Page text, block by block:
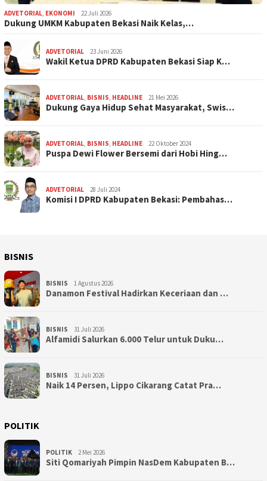
ADVETORIAL, EKONOMI 22 Juli 2026
Dukung UMKM Kabupaten Bekasi Naik Kelas,…
ADVETORIAL 23 Juni 2026
Wakil Ketua DPRD Kabupaten Bekasi Siap K…
ADVETORIAL, BISNIS, HEADLINE 21 Mei 2026
Dukung Gaya Hidup Sehat Masyarakat, Swis…
ADVETORIAL, BISNIS, HEADLINE 22 Oktober 2024
Puspa Dewi Flower Bersemi dari Hobi Hing…
ADVETORIAL 28 Juli 2024
Komisi I DPRD Kabupaten Bekasi: Pembahas…
BISNIS
BISNIS 1 Agustus 2026
Danamon Festival Hadirkan Keceriaan dan …
BISNIS 31 Juli 2026
Alfamidi Salurkan 6.000 Telur untuk Duku…
BISNIS 31 Juli 2026
Naik 14 Persen, Lippo Cikarang Catat Pra…
POLITIK
POLITIK 2 Mei 2026
Siti Qomariyah Pimpin NasDem Kabupaten B…